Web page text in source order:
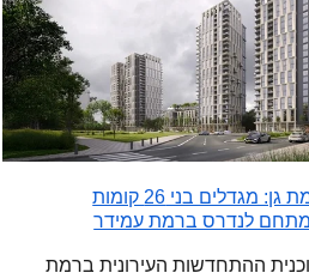
רמת גן: מגדלים בני 26 קומות
לנדרס ברמת עמידר
ההתחדשות העירונית ברמת